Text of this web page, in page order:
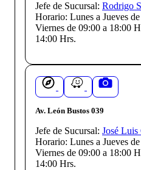
Jefe de Sucursal: Rodrigo
Horario: Lunes a Jueves
Viernes de 09:00 a 18:00
14:00 Hrs.
Av. León Bustos 039
Jefe de Sucursal: José Luis
Horario: Lunes a Jueves
Viernes de 09:00 a 18:00
14:00 Hrs.